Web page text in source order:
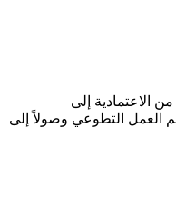
الاعتمادية إلى
قيم العمل التطوعي وصولاً إلى